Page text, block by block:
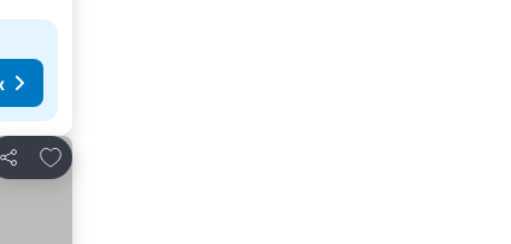
Partager
Ajouter à mes favoris